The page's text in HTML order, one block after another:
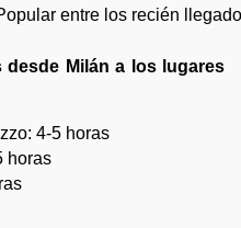
entre los recién
Milán a los lugares
4-5 horas
horas